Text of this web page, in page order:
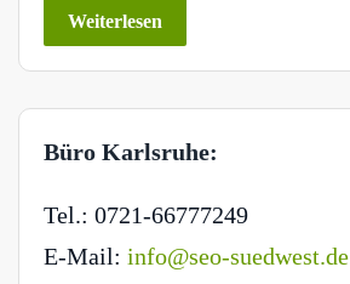
Weiterlesen
Büro Karlsruhe:
Tel.: 0721-66777249
E-Mail: info@seo-suedwest.de